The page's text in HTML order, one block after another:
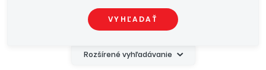
Rozšírené vyhľadávanie
VYHĽADAŤ